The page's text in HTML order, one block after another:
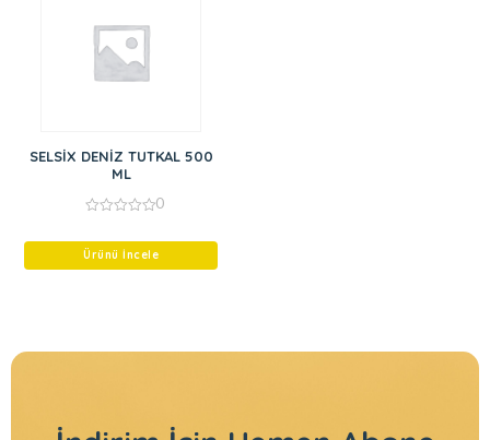
SELSİX DENİZ TUTKAL 500
ML
of
0
Ürünü İncele